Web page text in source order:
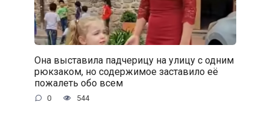
Она выставила падчерицу на улицу с одним
рюкзаком, но содержимое заставило её
пожалеть обо всем
0 544